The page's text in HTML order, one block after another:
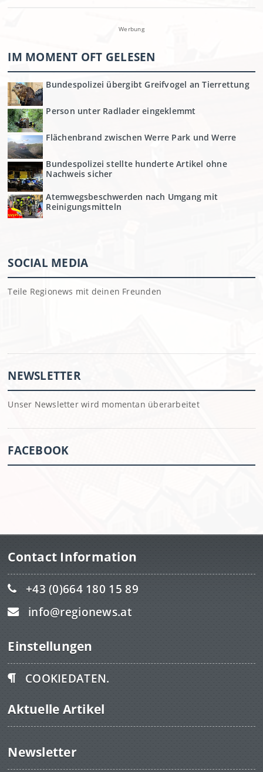
Werbung
IM MOMENT OFT GELESEN
Bundespolizei übergibt Greifvogel an Tierrettung
Person unter Radlader eingeklemmt
Flächenbrand zwischen Werre Park und Werre
Bundespolizei stellte hunderte Artikel ohne
Nachweis sicher
Atemwegsbeschwerden nach Umgang mit
Reinigungsmitteln
SOCIAL MEDIA
Teile Regionews mit deinen Freunden
NEWSLETTER
Unser Newsletter wird momentan überarbeitet
FACEBOOK
Contact Information
+43 (0)664 180 15 89
info@regionews.at
Einstellungen
COOKIEDATEN.
Aktuelle Artikel
Newsletter